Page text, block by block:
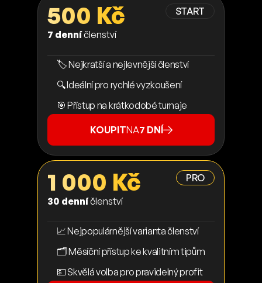
START
500 Kč
7 denníčlenství
🏷️ Nejkratší a nejlevnější členství
🔍 Ideální pro rychlé vyzkoušení
🎯 Přístup na krátkodobé turnaje
KOUPITNA7 DNÍ
PRO
1 000 Kč
30 denníčlenství
📈 Nejpopulárnější varianta členství
🗂️ Měsíční přístup ke kvalitním tipům
💵 Skvělá volba pro pravidelný profit